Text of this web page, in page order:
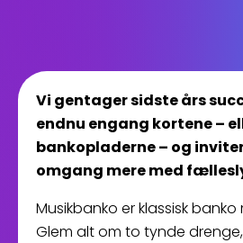
Vi gentager sidste års
endnu engang kortene –
bankopladerne – og
omgang mere med
Musikbanko er klassisk
Glem alt om to tynde